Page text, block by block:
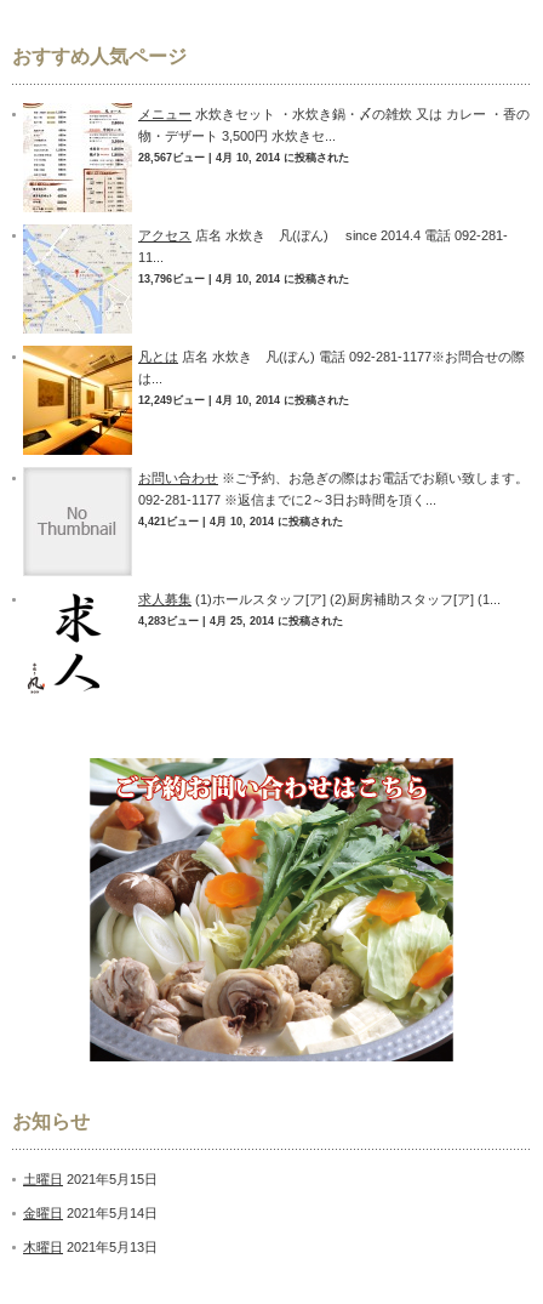
おすすめ人気ページ
メニュー 水炊きセット ・水炊き鍋・〆の雑炊 又は カレー ・香の
物・デザート 3,500円 水炊きセ...
28,567ビュー 4月 10, 2014 に投稿された
アクセス 店名 水炊き 凡(ぼん) since 2014.4 電話 092-281-
11...
13,796ビュー 4月 10, 2014 に投稿された
凡とは 店名 水炊き 凡(ぼん) 電話 092-281-1177※お問合せの際
は...
12,249ビュー 4月 10, 2014 に投稿された
お問い合わせ ※ご予約、お急ぎの際はお電話でお願い致します。
092-281-1177 ※返信までに2～3日お時間を頂く...
4,421ビュー 4月 10, 2014 に投稿された
求人募集 (1)ホールスタッフ[ア] (2)厨房補助スタッフ[ア] (1...
4,283ビュー 4月 25, 2014 に投稿された
お知らせ
土曜日 2021年5月15日
金曜日 2021年5月14日
木曜日 2021年5月13日